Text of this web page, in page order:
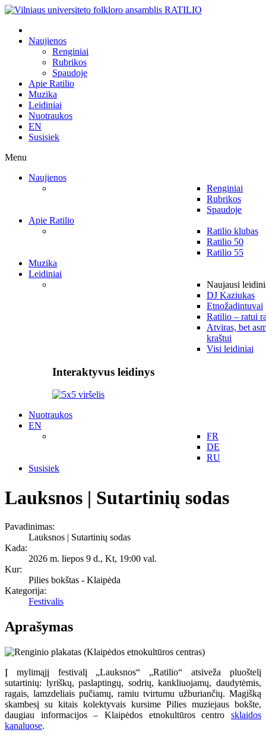
Naujienos
Renginiai
Rubrikos
Spaudoje
Apie Ratilio
Muzika
Leidiniai
Nuotraukos
EN
Susisiek
Menu
Naujienos
Renginiai
Rubrikos
Spaudoje
Apie Ratilio
Ratilio klubas
Ratilio 50
Ratilio 55
Muzika
Leidiniai
Naujausi
DJ Kaziukas
Etnožadintuvai
Ratilio – ratui
Atviras, bet
kraštui
Visi leidiniai
Interaktyvus leidinys
Nuotraukos
EN
FR
DE
RU
Susisiek
Lauksnos | Sutartinių sodas
Pavadinimas:
Lauksnos | Sutartinių sodas
Kada:
2026 m. liepos 9 d., Kt, 19:00 val.
Kur:
Pilies bokštas - Klaipėda
Kategorija:
Festivalis
Aprašymas
Į mylimąjį festivalį „Lauksnos“ „Ratilio“ atsiveža pluoštelį
sutartinių: lyriškų, paslaptingų, sodrių, kankliuojamų, daudytėmis,
ragais, lamzdeliais pučiamų, ramiu tvirtumu užburiančių. Magišką
skambesį su kitais kolektyvais kursime Pilies muziejaus bokšte,
daugiau informacijos – Klaipėdos etnokultūros centro sklaidos
kanaluose.